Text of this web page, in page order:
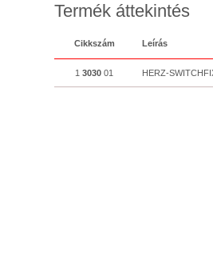
Termék áttekintés
Cikkszám Leírás
1 3030 01 HERZ-